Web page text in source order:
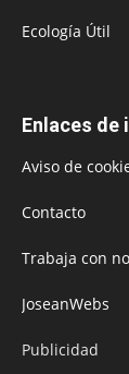
Ecología Útil
Enlaces de
Aviso de
Contacto
Trabaja con
JoseanWebs
Publicidad